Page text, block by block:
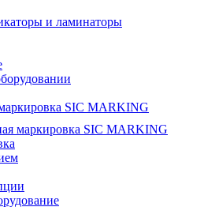
и ламинаторы
SIC MARKING
маркировка SIC MARKING